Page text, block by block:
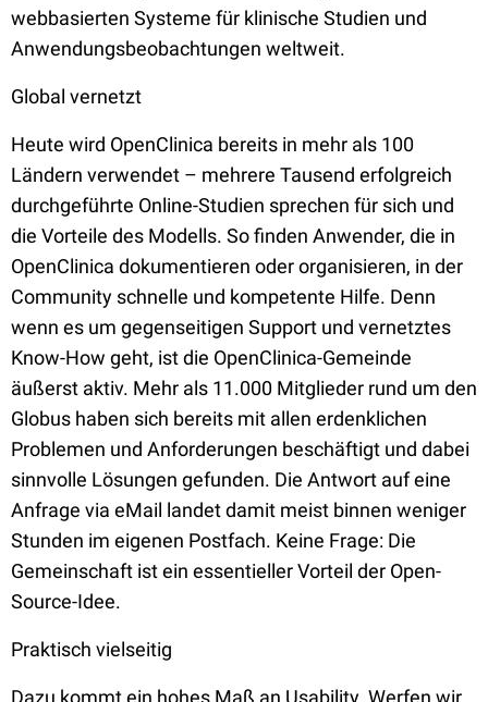
webbasierten Systeme für klinische Studien und
Anwendungsbeobachtungen weltweit.
Global vernetzt
Heute wird OpenClinica bereits in mehr als 100
Ländern verwendet – mehrere Tausend erfolgreich
durchgeführte Online-Studien sprechen für sich und
die Vorteile des Modells. So finden Anwender, die in
OpenClinica dokumentieren oder organisieren, in der
Community schnelle und kompetente Hilfe. Denn
wenn es um gegenseitigen Support und vernetztes
Know-How geht, ist die OpenClinica-Gemeinde
äußerst aktiv. Mehr als 11.000 Mitglieder rund um den
Globus haben sich bereits mit allen erdenklichen
Problemen und Anforderungen beschäftigt und dabei
sinnvolle Lösungen gefunden. Die Antwort auf eine
Anfrage via eMail landet damit meist binnen weniger
Stunden im eigenen Postfach. Keine Frage: Die
Gemeinschaft ist ein essentieller Vorteil der Open-
Source-Idee.
Praktisch vielseitig
Dazu kommt ein hohes Maß an Usability. Werfen wir